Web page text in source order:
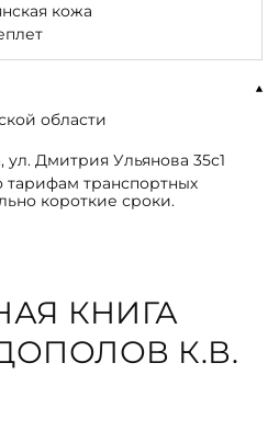
кожа
области
Дмитрия Ульянова 35с1
транспортных
короткие сроки.
КНИГА
К.В.